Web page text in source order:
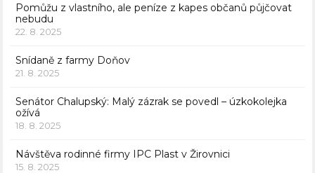
Pomůžu z vlastního, ale peníze z kapes občanů půjčovat
nebudu
22. 8. 2025
Snídaně z farmy Doňov
21. 8. 2025
Senátor Chalupský: Malý zázrak se povedl – úzkokolejka
ožívá
18. 8. 2025
Návštěva rodinné firmy IPC Plast v Žirovnici
15. 8. 2025